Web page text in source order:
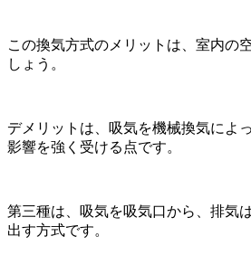
この換気方式のメリットは、室内の
しょう。
デメリットは、吸気を機械換気によ
影響を強く受ける点です。
第三種は、吸気を吸気口から、排気
出す方式です。